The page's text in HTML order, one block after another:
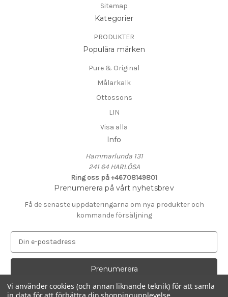
Sitemap
Kategorier
PRODUKTER
Populära märken
Pure & Original
Målarkalk
Ottossons
LIN
Visa alla
Info
Hammarlunda 131
241 64 HARLÖSA
Ring oss på +46708149801
Prenumerera på vårt nyhetsbrev
Få de senaste uppdateringarna om nya produkter och
kommande försäljning
p
t
Vi använder cookies (och annan liknande teknik) för att samla